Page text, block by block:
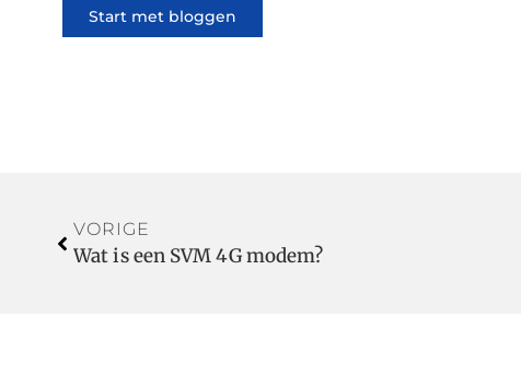
Start met bloggen
VORIGE
Wat is een SVM 4G modem?